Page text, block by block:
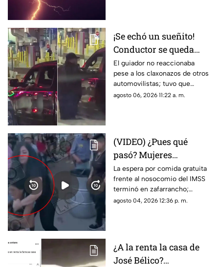
¡Se echó un sueñito!
Conductor se queda
dormido en la fila del
puente libre y se
viraliza en Ciudad
Juárez
El guiador no reaccionaba
pese a los claxonazos de otros
automovilistas; tuvo que
intervenir un agente de CBP
agosto 06, 2026 11:22 a. m.
(VIDEO) ¿Pues qué
pasó? Mujeres
protagonizan peculiar
riña con jalones de
cabello en fila de
burritos y desatan
La espera por comida gratuita
frente al nosocomio del IMSS
terminó en zafarrancho;
testigos tuvieron que
agosto 04, 2026 12:36 p. m.
¿A la renta la casa de
José Bélico?